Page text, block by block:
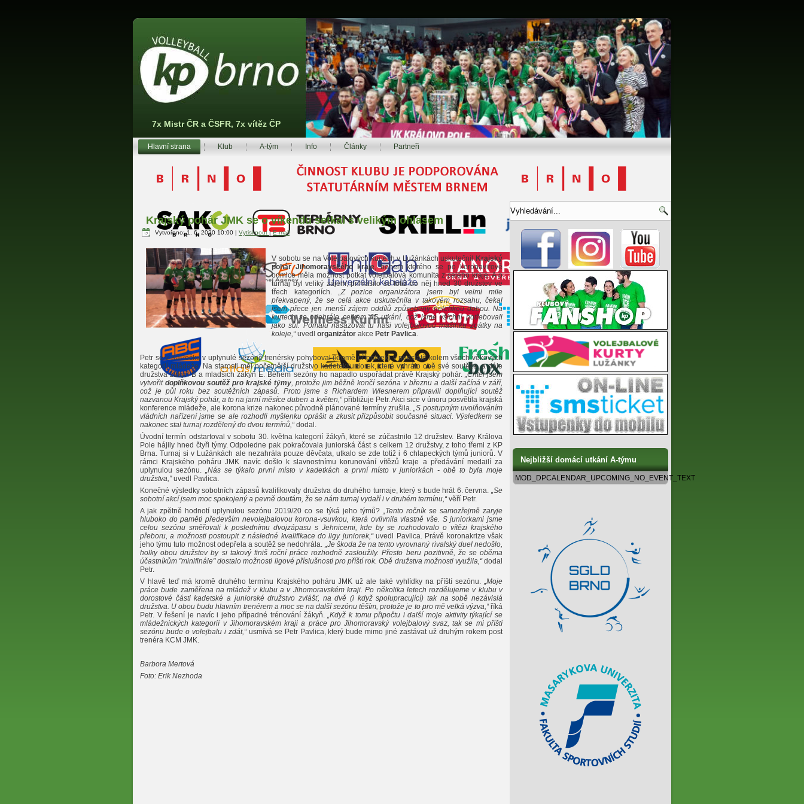
7x Mistr ČR a ČSFR, 7x vítěz ČP
Hlavní strana Klub A-tým Info Články Partneři
Krajský pohár JMK se o víkendu setkal s velikým ohlasem
Vytvořeno: 1. 6. 2020 10:00 | Vytisknout|E-mail
V sobotu se na Volejbalových kurtech v Lužánkách uskutečnil Krajský
pohár Jihomoravského kraje, během kterého se po koronavirové
odmlce měla možnost potkat volejbalová komunita z celého kraje. A o
turnaj byl veliký zájem, přihlásilo se totiž do něj hned 30 družstev ve
třech kategoriích. „Z pozice organizátora jsem byl velmi mile
překvapený, že se celá akce uskutečnila v takovém rozsahu, čekal
jsem přece jen menší zájem oddílů způsobený nelehkou dobou. Na
kurtech se odehrálo celkem 45 utkání, což jsme všichni potřebovali
jako sůl. Pomalu nasazovat tu naši volejbalovou mašinku zpátky na
koleje,“uvedl organizátor akce Petr Pavlica.
Petr se v KáPéčku v uplynulé sezóně trenérsky pohyboval (kromě přípravek) v podstatě kolem všech věkových
kategorií mládeže. Na starosti měl početnější družstvo kadetek/juniorek, které vyhrálo obě své soutěže, a dále
družstva žákyň B a mladších žákyň E. Během sezóny ho napadlo uspořádat právě Krajský pohár.„Chtěl jsem
vytvořit doplňkovou soutěž pro krajské týmy, protože jim běžně končí sezóna v březnu a další začíná v září,
což je půl roku bez soutěžních zápasů. Proto jsme s Richardem Wiesnerem připravili doplňující soutěž
nazvanou Krajský pohár, a to na jarní měsíce duben a květen,“přibližuje Petr. Akci sice v únoru posvětila krajská
konference mládeže, ale korona krize nakonec původně plánované termíny zrušila.„S postupným uvolňováním
vládních nařízení jsme se ale rozhodli myšlenku oprášit a zkusit přizpůsobit současné situaci. Výsledkem se
nakonec stal turnaj rozdělený do dvou termínů,“dodal.
Úvodní termín odstartoval v sobotu 30. května kategorií žákyň, které se zúčastnilo 12 družstev. Barvy Králova
Pole hájily hned čtyři týmy. Odpoledne pak pokračovala juniorská část s celkem 12 družstvy, z toho třemi z KP
Brna. Turnaj si v Lužánkách ale nezahrála pouze děvčata, utkalo se zde totiž i 6 chlapeckých týmů juniorů. V
rámci Krajského poháru JMK navíc došlo k slavnostnímu korunování vítězů kraje a předávání medailí za
uplynulou sezónu.„Nás se týkalo první místo v kadetkách a první místo v juniorkách - obě to byla moje
družstva,"uvedl Pavlica.
Konečné výsledky sobotních zápasů kvalifikovaly družstva do druhého turnaje, který s bude hrát 6. června. „Se
sobotní akcí jsem moc spokojený a pevně doufám, že se nám turnaj vydaří i v druhém termínu,“věří Petr.
A jak zpětně hodnotí uplynulou sezónu 2019/20 co se týká jeho týmů? „Tento ročník se samozřejmě zaryje
hluboko do paměti především nevolejbalovou korona-vsuvkou, která ovlivnila vlastně vše. S juniorkami jsme
celou sezónu směřovali k poslednímu dvojzápasu s Jehnicemi, kde by se rozhodovalo o vítězi krajského
přeboru, a možnosti postoupit z následné kvalifikace do ligy juniorek,“uvedl Pavlica. Právě koronakrize však
jeho týmu tuto možnost odepřela a soutěž se nedohrála. „Je škoda že na tento vyrovnaný rivalský duel nedošlo,
holky obou družstev by si takový finiš roční práce rozhodně zasloužily. Přesto beru pozitivně, že se oběma
účastníkům "minifinále" dostalo možnosti ligové příslušnosti pro příští rok. Obě družstva možnosti využila,“dodal
Petr.
V hlavě teď má kromě druhého termínu Krajského poháru JMK už ale také vyhlídky na příští sezónu. „Moje
práce bude zaměřena na mládež v klubu a v Jihomoravském kraji. Po několika letech rozdělujeme v klubu v
dorostové části kadetské a juniorské družstvo zvlášť, na dvě (i když spolupracující) tak na sobě nezávislá
družstva. U obou budu hlavním trenérem a moc se na další sezónu těším, protože je to pro mě velká výzva,“říká
Petr. V řešení je navíc i jeho případné trénování žákyň.„Když k tomu připočtu i další moje aktivity týkající se
mládežnických kategorií v Jihomoravském kraji a práce pro Jihomoravský volejbalový svaz, tak se mi příští
sezónu bude o volejbalu i zdát,“usmívá se Petr Pavlica, který bude mimo jiné zastávat už druhým rokem post
trenéra KCM JMK.
Barbora Mertová
Foto: Erik Nezhoda
Nejbližší domácí utkání A-týmu
MOD_DPCALENDAR_UPCOMING_NO_EVENT_TEXT